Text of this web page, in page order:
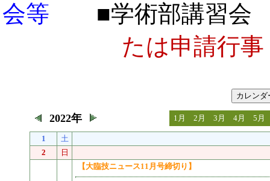
会等
■学術部講習会
たは申請行事
2022年 1月 2月 3月 4月 5月
1
土
2
日
【大臨技ニュース11月号締切り】